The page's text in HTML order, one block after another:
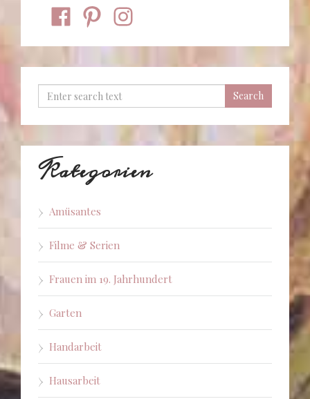
facebookpinterestinstagram
Kategorien
Amüsantes
Filme & Serien
Frauen im 19. Jahrhundert
Garten
Handarbeit
Hausarbeit